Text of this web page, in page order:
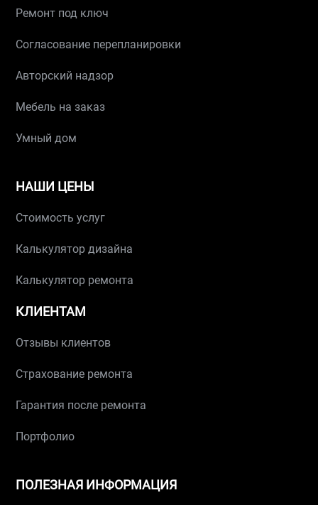
Ремонт под ключ
Согласование перепланировки
Авторский надзор
Мебель на заказ
Умный дом
НАШИ ЦЕНЫ
Стоимость услуг
Калькулятор дизайна
Калькулятор ремонта
КЛИЕНТАМ
Отзывы клиентов
Страхование ремонта
Гарантия после ремонта
Портфолио
ПОЛЕЗНАЯ ИНФОРМАЦИЯ